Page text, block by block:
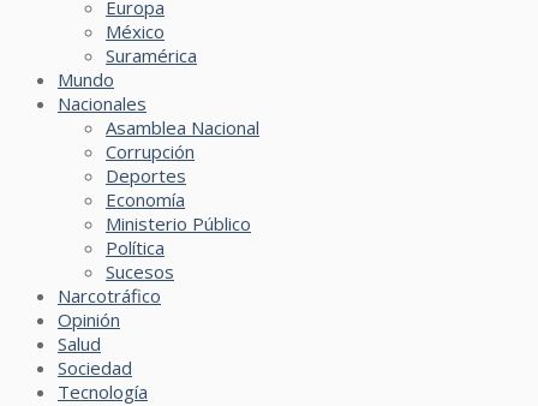
Europa
México
Suramérica
Mundo
Nacionales
Asamblea Nacional
Corrupción
Deportes
Economía
Ministerio Público
Política
Sucesos
Narcotráfico
Opinión
Salud
Sociedad
Tecnología